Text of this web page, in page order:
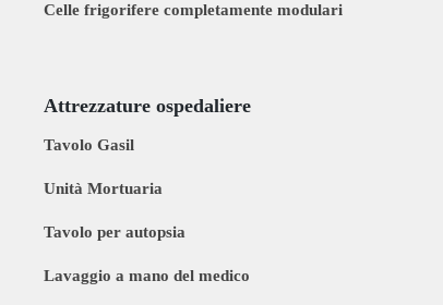
Celle frigorifere completamente modulari
Attrezzature ospedaliere
Tavolo Gasil
Unità Mortuaria
Tavolo per autopsia
Lavaggio a mano del medico